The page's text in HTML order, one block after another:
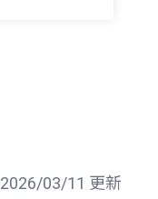
2026/03/11 更新